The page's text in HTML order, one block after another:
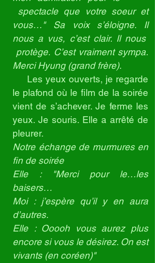
spectacle que votre soeur et
vous…" Sa voix s’éloigne. Il
nous a vus, c’est clair. Il nous
protège. C’est vraiment sympa.
Merci Hyung (grand frère).
Les yeux ouverts, je regarde
le plafond où le film de la soirée
vient de s’achever. Je ferme les
yeux. Je souris. Elle a arrêté de
pleurer.
Notre échange de murmures en
fin de soirée
Elle : "Merci pour le…les
baisers…
Moi : j’espère qu’il y en aura
d’autres.
Elle : Ooooh vous aurez plus
encore si vous le désirez. On est
vivants (en coréen)"